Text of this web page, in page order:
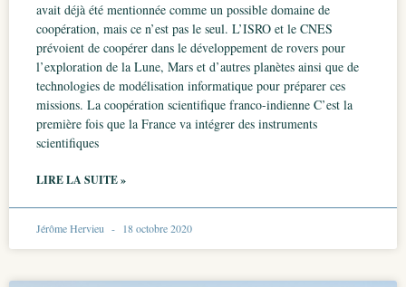
avait déjà été mentionnée comme un possible domaine de
coopération, mais ce n’est pas le seul. L’ISRO et le CNES
prévoient de coopérer dans le développement de rovers pour
l’exploration de la Lune, Mars et d’autres planètes ainsi que de
technologies de modélisation informatique pour préparer ces
missions. La coopération scientifique franco-indienne C’est la
première fois que la France va intégrer des instruments
scientifiques
LIRE LA SUITE »
Jérôme Hervieu 18 octobre 2020